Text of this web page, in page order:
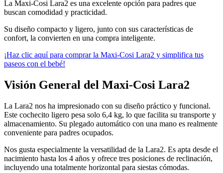
La Maxi-Cosi Lara2 es una excelente opción para padres que
buscan comodidad y practicidad.
Su diseño compacto y ligero, junto con sus características de
confort, la convierten en una compra inteligente.
¡Haz clic aquí para comprar la Maxi-Cosi Lara2 y simplifica tus
paseos con el bebé!
Visión General del Maxi-Cosi Lara2
La Lara2 nos ha impresionado con su diseño práctico y funcional.
Este cochecito ligero pesa solo 6,4 kg, lo que facilita su transporte y
almacenamiento. Su plegado automático con una mano es realmente
conveniente para padres ocupados.
Nos gusta especialmente la versatilidad de la Lara2. Es apta desde el
nacimiento hasta los 4 años y ofrece tres posiciones de reclinación,
incluyendo una totalmente horizontal para siestas cómodas.